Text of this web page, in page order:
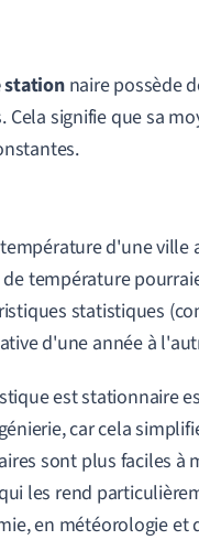
stationnaire possède
signifie que sa
d'une ville
température
statistiques
d'une année à
est stationnaire
car cela
sont plus faciles à
les rend
en météorologie et